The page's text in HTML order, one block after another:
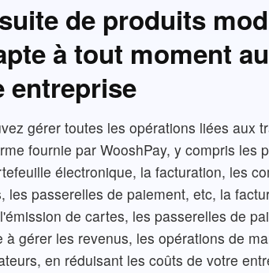
de produits
à tout moment
entreprise
gérer toutes les opérations liées aux
fournie par WooshPay, y compris les
électronique, la facturation, les
les passerelles de paiement, etc, la
de cartes, les passerelles de
à gérer les revenus, les opérations de
en réduisant les coûts de votre